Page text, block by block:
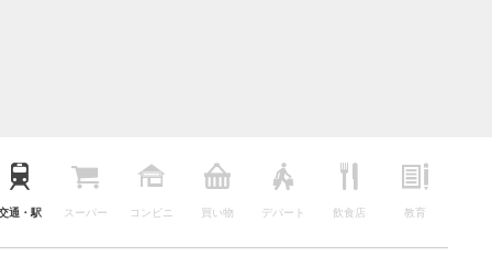
通・駅 スーパー コンビニ 買い物 デパート 飲食店 教育